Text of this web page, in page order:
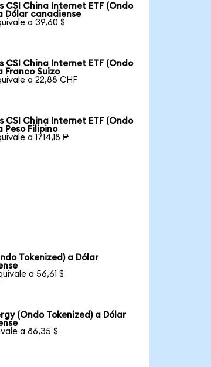
CSI China Internet ETF (Ondo
Dólar canadiense
a 39,60 $
CSI China Internet ETF (Ondo
Franco Suizo
a 22,88 CHF
CSI China Internet ETF (Ondo
Peso Filipino
a 1714,18 ₱
Tokenized) a Dólar
a 56,61 $
(Ondo Tokenized) a Dólar
a 86,35 $